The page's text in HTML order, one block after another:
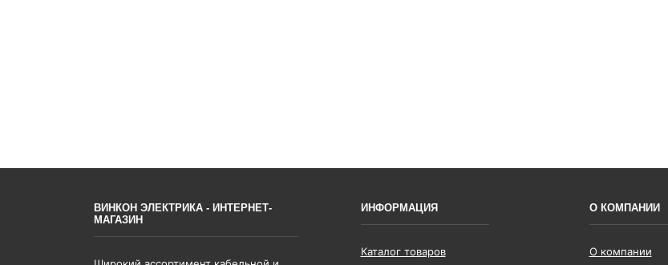
ВИНКОН ЭЛЕКТРИКА - ИНТЕРНЕТ-
МАГАЗИН
ИНФОРМАЦИЯ
Каталог товаров
О КОМПАНИИ
О компании